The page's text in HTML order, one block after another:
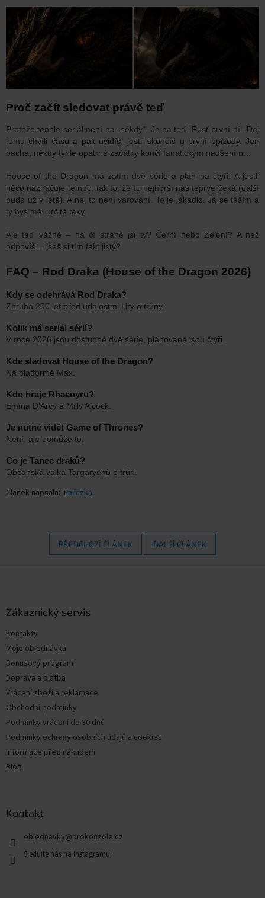
Proč začít sledovat právě teď
Protože tenhle seriál není na „někdy“. Je na teď. Pusť první díl. Dej
tomu chvíli času a pak uvidíš, jestli skončíš u první epizody. Jen
bacha, někdy tyhle opatrné začátky končí fanatickým nadšením…
House of the Dragon má zatím dvě série a plán na čtyři. A jestli
něco naznačuje tempo, tak to, že to nejhorší nás teprve čeká (další
bude už v létě). A ne, to není varování. To je lákadlo. Já se těším a
ty bys měl určitě taky.
Ale teď vážně – na čí straně jsi ty? Černí nebo Zelení? A než
odpovíš… jseš si tím fakt jistý?
FAQ – Rod Draka (House of the Dragon 2026)
Kdy se odehrává Rod Draka?
Zhruba 200 let před událostmi Hry o trůny.
Kolik má seriál sérií?
V roce 2026 jsou dostupné dvě série, plánované jsou čtyři.
Kde sledovat House of the Dragon?
Na platformě Max.
Kdo hraje Rhaenyru?
Emma D’Arcy a Milly Alcock.
Je nutné vidět Game of Thrones?
Není, ale pomůže to.
Co je Tanec draků?
Občanská válka Targaryenů o trůn.
Článek napsala: Paliczka
PŘEDCHOZÍ ČLÁNEK DALŠÍ ČLÁNEK
Zákaznický servis
Kontakty
Moje objednávka
Bonusový program
Doprava a platba
Vrácení zboží a reklamace
Obchodní podmínky
Podmínky vrácení do 30 dnů
Podmínky ochrany osobních údajů a cookies
Informace před nákupem
Blog
Kontakt
objednavky@prokonzole.cz